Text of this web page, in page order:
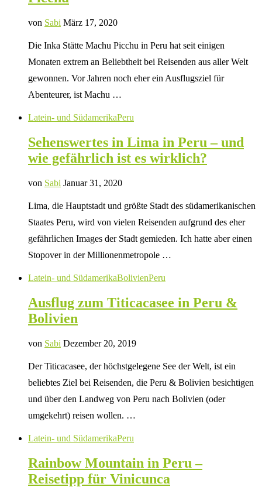
von Sabi März 17, 2020
Die Inka Stätte Machu Picchu in Peru hat seit einigen
Monaten extrem an Beliebtheit bei Reisenden aus aller Welt
gewonnen. Vor Jahren noch eher ein Ausflugsziel für
Abenteurer, ist Machu …
Latein- und SüdamerikaPeru
Sehenswertes in Lima in Peru – und
wie gefährlich ist es wirklich?
von Sabi Januar 31, 2020
Lima, die Hauptstadt und größte Stadt des südamerikanischen
Staates Peru, wird von vielen Reisenden aufgrund des eher
gefährlichen Images der Stadt gemieden. Ich hatte aber einen
Stopover in der Millionenmetropole …
Latein- und SüdamerikaBolivienPeru
Ausflug zum Titicacasee in Peru &
Bolivien
von Sabi Dezember 20, 2019
Der Titicacasee, der höchstgelegene See der Welt, ist ein
beliebtes Ziel bei Reisenden, die Peru & Bolivien besichtigen
und über den Landweg von Peru nach Bolivien (oder
umgekehrt) reisen wollen. …
Latein- und SüdamerikaPeru
Rainbow Mountain in Peru –
Reisetipp für Vinicunca